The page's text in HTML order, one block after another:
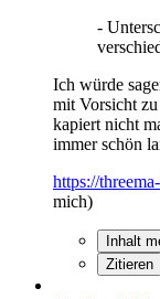
-
Ich würde
mit Vorsicht
kapiert nicht
immer schön
https://
mich)
Inhalt
Zitieren